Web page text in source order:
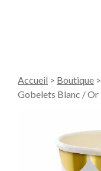
Accueil > Boutique >
Gobelets Blanc / Or